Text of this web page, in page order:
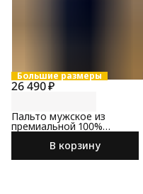
Большие размеры
26 490 ₽
Пальто мужское из
премиальной 100%
шерсти
В корзину